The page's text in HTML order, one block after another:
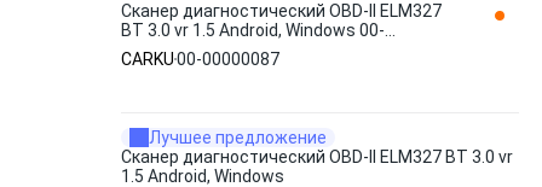
Сканер диагностический OBD-II ELM327
BT 3.0 vr 1.5 Android, Windows 00-
00000087 CARKU
CARKU00-00000087
Лучшее предложение
Сканер диагностический OBD-II ELM327 BT 3.0 vr
1.5 Android, Windows